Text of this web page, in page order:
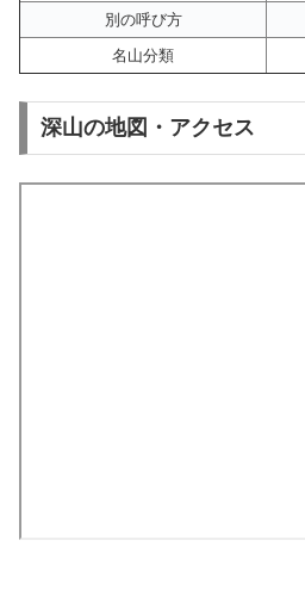
別の呼び方
名山分類
深山の地図・アクセス